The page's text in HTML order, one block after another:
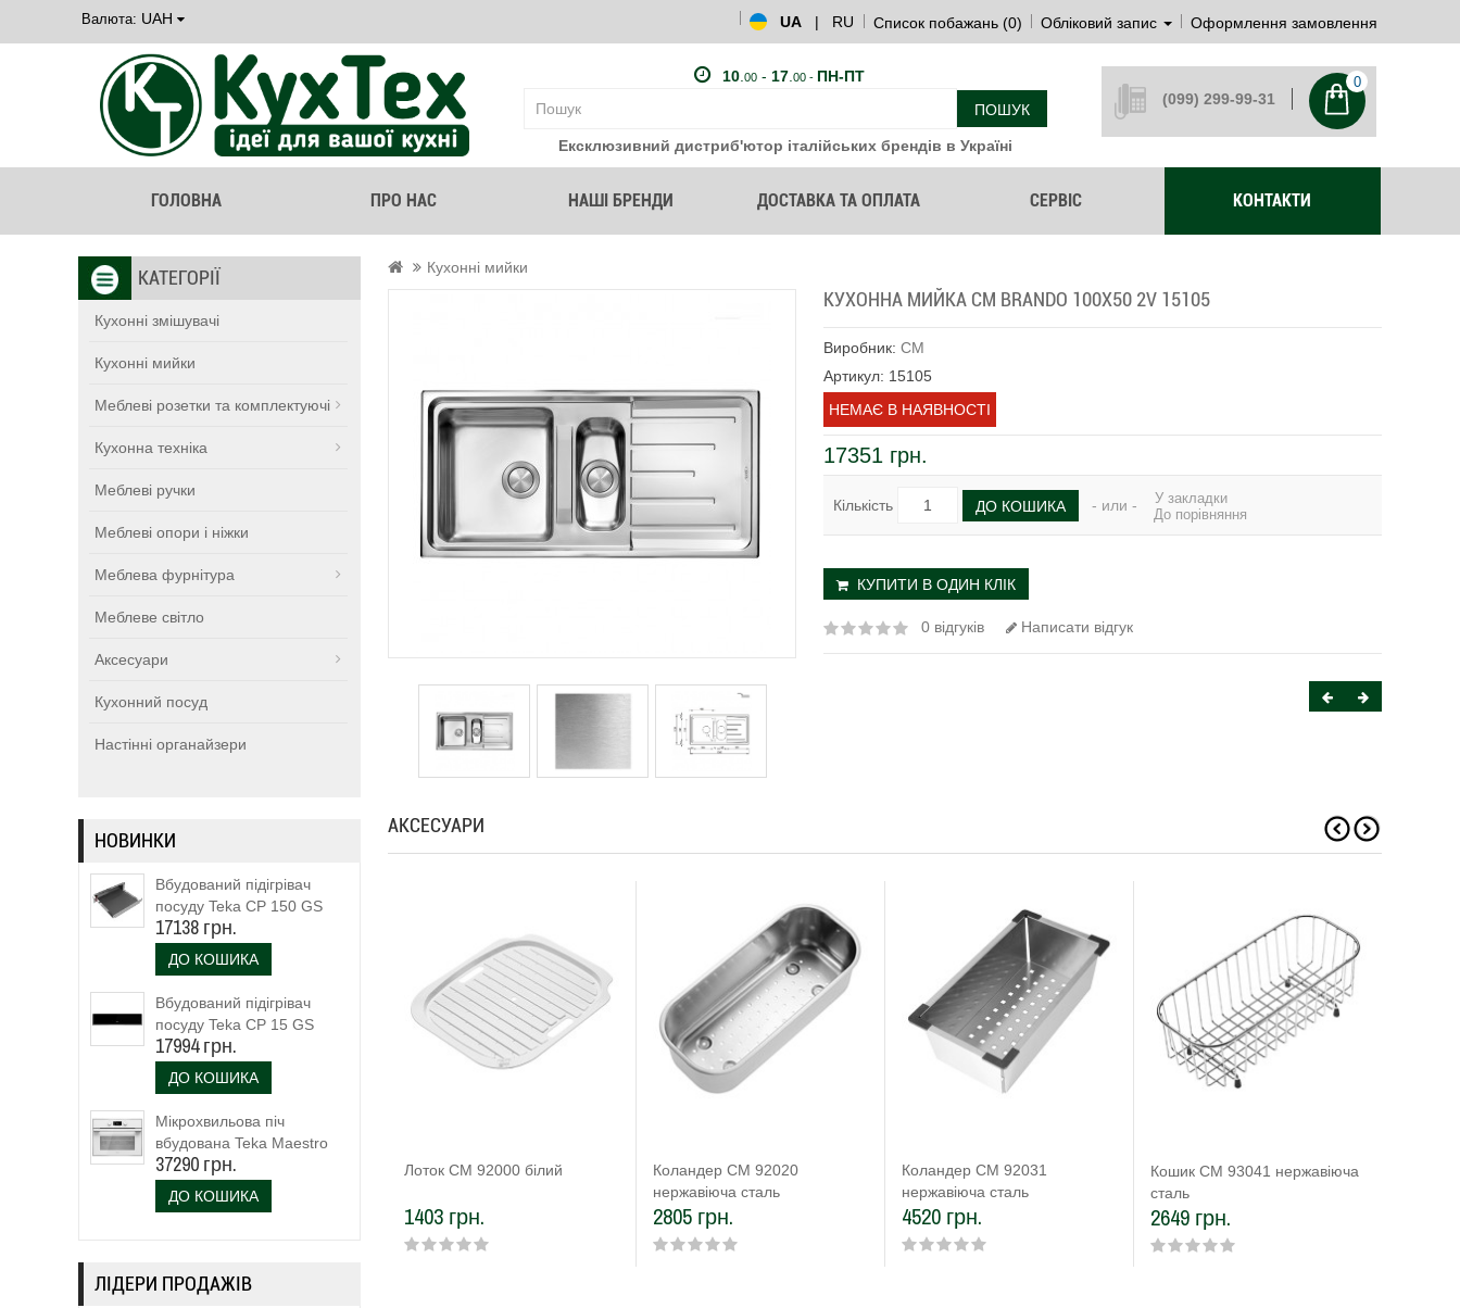
Валюта: UAH UA | RU Список побажань (0) Обліковий запис Оформлення замовлення
10. 00- 17. 00 - ПН-ПТ
ПОШУК
Ексклюзивний дистриб'ютор італійських брендів в Україні
(099) 299-99-31
0
ГОЛОВНА ПРО НАС НАШІ БРЕНДИ ДОСТАВКА ТА ОПЛАТА СЕРВІС КОНТАКТИ
КАТЕГОРІЇ
Кухонні змішувачі
Кухонні мийки
Меблеві розетки та комплектуючі
Кухонна техніка
Меблеві ручки
Меблеві опори і ніжки
Меблева фурнітура
Меблеве світло
Аксесуари
Кухонний посуд
Настінні органайзери
НОВИНКИ
Вбудований підігрівач
посуду Teka CP 150 GS
(111600003)
17138 грн.
ДО КОШИКА
Вбудований підігрівач
посуду Teka CP 15 GS
(40589920)
17994 грн.
ДО КОШИКА
Мікрохвильова піч
вбудована Teka Maestro
MLC 844 (111160023)
біле скло
37290 грн.
ДО КОШИКА
ЛІДЕРИ ПРОДАЖІВ
Кухонні мийки
КУХОННА МИЙКА CM BRANDO 100Х50 2V 15105
Виробник:CM
Артикул: 15105
НЕМАЄ В НАЯВНОСТІ
17351 грн.
Кількість ДО КОШИКА - или -
У закладки
До порівняння
КУПИТИ В ОДИН КЛІК
0 відгуків Написати відгук
АКСЕСУАРИ
Лоток CM 92000 білий
1403 грн.
Коландер CM 92020
нержавіюча сталь
2805 грн.
Коландер CM 92031
нержавіюча сталь
4520 грн.
Кошик CM 93041 нержавіюча
сталь
2649 грн.